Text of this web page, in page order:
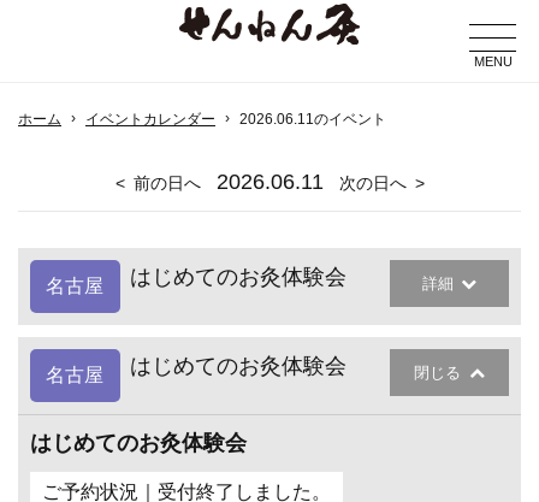
MENU
ホーム イベントカレンダー 2026.06.11のイベント
前の日へ 2026.06.11 次の日へ
名古屋 はじめてのお灸体験会 詳細
名古屋 はじめてのお灸体験会 閉じる
はじめてのお灸体験会
ご予約状況｜受付終了しました。